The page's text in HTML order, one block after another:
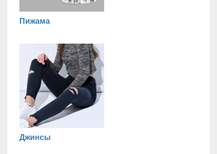
Пижама
Джинсы